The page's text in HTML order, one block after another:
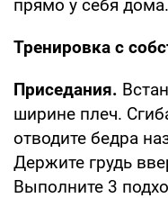
прямо у себя дома.
Тренировка с
Приседания.
ширине плеч.
отводите бедра
Держите грудь
Выполните 3